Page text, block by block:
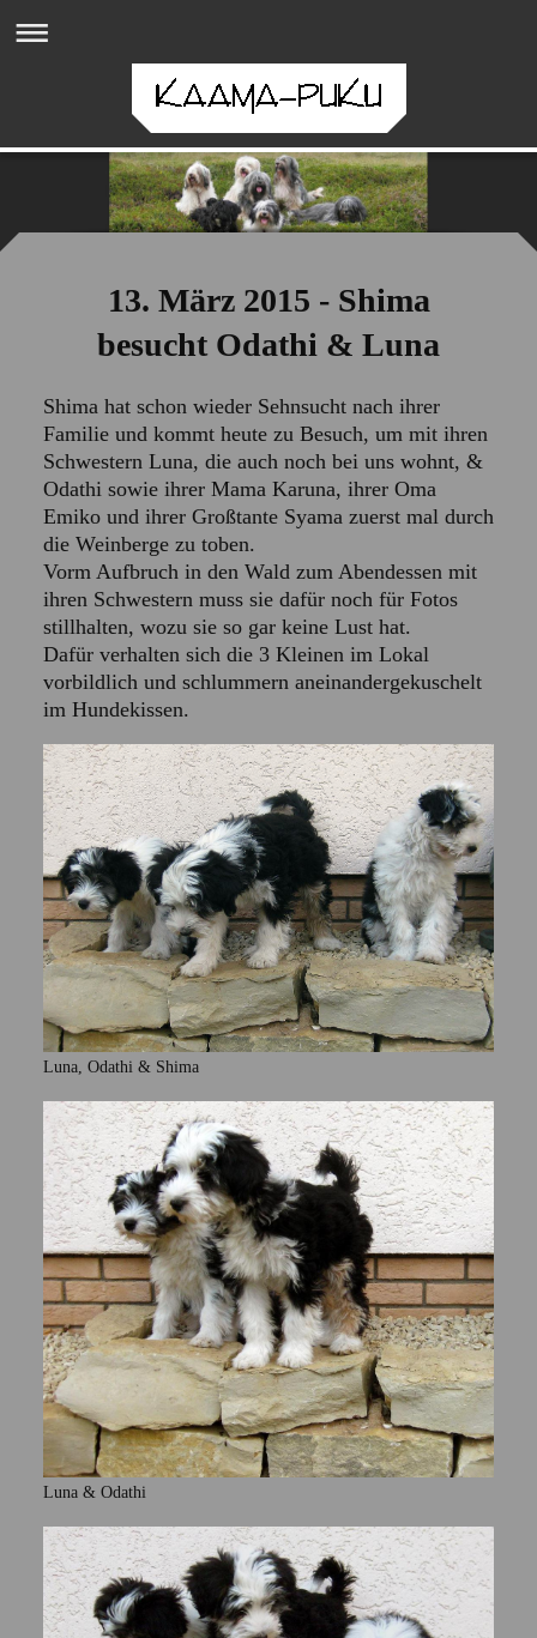
13. März 2015 - Shima
besucht Odathi & Luna
Shima hat schon wieder Sehnsucht nach ihrer
Familie und kommt heute zu Besuch, um mit ihren
Schwestern Luna, die auch noch bei uns wohnt, &
Odathi sowie ihrer Mama Karuna, ihrer Oma
Emiko und ihrer Großtante Syama zuerst mal durch
die Weinberge zu toben.
Vorm Aufbruch in den Wald zum Abendessen mit
ihren Schwestern muss sie dafür noch für Fotos
stillhalten, wozu sie so gar keine Lust hat.
Dafür verhalten sich die 3 Kleinen im Lokal
vorbildlich und schlummern aneinandergekuschelt
im Hundekissen.
Luna, Odathi & Shima
Luna & Odathi